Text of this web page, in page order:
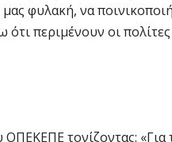
φυλακή, να
περιμένουν οι
τονίζοντας: «Για